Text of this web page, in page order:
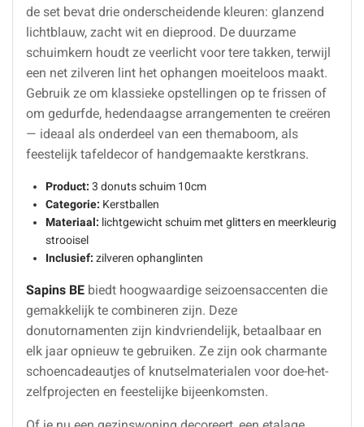
de set bevat drie onderscheidende kleuren: glanzend
lichtblauw, zacht wit en dieprood. De duurzame
schuimkern houdt ze veerlicht voor tere takken, terwijl
een net zilveren lint het ophangen moeiteloos maakt.
Gebruik ze om klassieke opstellingen op te frissen of
om gedurfde, hedendaagse arrangementen te creëren
— ideaal als onderdeel van een themaboom, als
feestelijk tafeldecor of handgemaakte kerstkrans.
Product: 3 donuts schuim 10cm
Categorie: Kerstballen
Materiaal: lichtgewicht schuim met glitters en meerkleurig
strooisel
Inclusief: zilveren ophanglinten
Sapins BE biedt hoogwaardige seizoensaccenten die
gemakkelijk te combineren zijn. Deze
donutornamenten zijn kindvriendelijk, betaalbaar en
elk jaar opnieuw te gebruiken. Ze zijn ook charmante
schoencadeautjes of knutselmaterialen voor doe-het-
zelfprojecten en feestelijke bijeenkomsten.